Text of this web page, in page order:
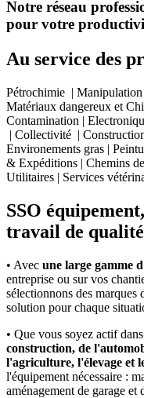
Notre réseau
pour votre
Au service des
Pétrochimie |
Matériaux dangereux et
Contamination |
| Collectivité |
Environements gras |
& Expéditions | Chemins
Utilitaires | Services
SSO
travail de
• Avec une large gamme
entreprise ou sur vos
sélectionnons des
solution pour chaque
• Que vous soyez actif
construction, de
l'agriculture, l'élevage et
l'équipement nécessaire :
aménagement de garage et